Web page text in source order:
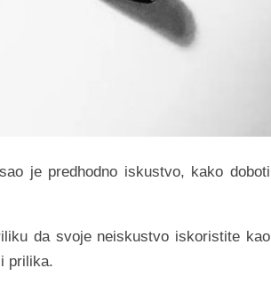
je predhodno iskustvo, kako doboti
da svoje neiskustvo iskoristite kao
prilika.